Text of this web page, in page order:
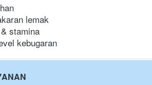
lemak
stamina
kebugaran